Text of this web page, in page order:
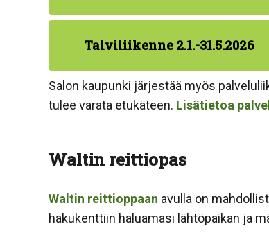
Talviliikenne 2.1.-31.5.2026
Salon kaupunki järjestää myös
tulee varata etukäteen. Lisätietoa
Waltin reittiopas
Waltin reittioppaan avulla on
hakukenttiin haluamasi lähtöpaikan ja